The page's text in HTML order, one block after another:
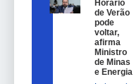
Horário
de Verão
pode
voltar,
afirma
Ministro
de Minas
e Energia